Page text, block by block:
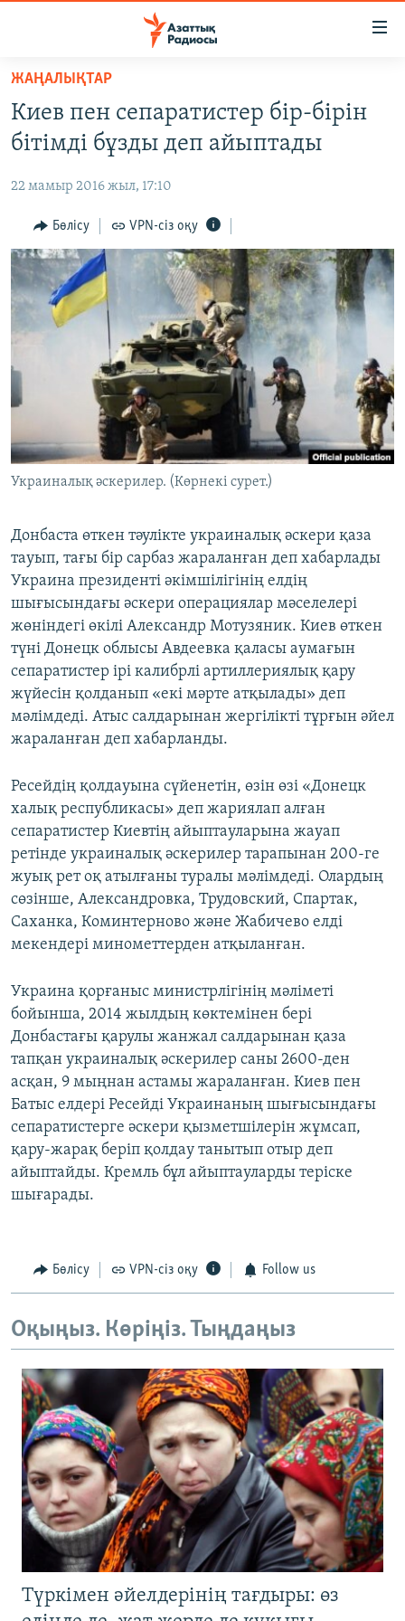
Skip
main
content
to
Navigation
Skip
to
Search
САЯСАТ
ҚАҢТАР ОҚИҒАСЫ
АДАМ ҚҰҚЫҚТАРЫ
ӘЛЕУМЕТ
ӘЛЕМ
АРНАЙЫ ЖОБАЛАР
Русский
ЖАҢАЛЫҚТАР
Киев пен сепаратистер бір-бірін
бітімді бұзды деп айыптады
22 мамыр 2016 жыл, 17:10
Бөлісу VPN-сіз оқу
Украиналық әскерилер. (Көрнекі сурет.)
Донбаста өткен тәулікте украиналық әскери қаза
тауып, тағы бір сарбаз жараланған деп хабарлады
Украина президенті әкімшілігінің елдің
шығысындағы әскери операциялар мәселелері
жөніндегі өкілі Александр Мотузяник. Киев өткен
түні Донецк облысы Авдеевка қаласы аумағын
сепаратистер ірі калибрлі артиллериялық қару
жүйесін қолданып «екі мәрте атқылады» деп
мәлімдеді. Атыс салдарынан жергілікті тұрғын әйел
жараланған деп хабарланды.
Ресейдің қолдауына сүйенетін, өзін өзі «Донецк
халық республикасы» деп жариялап алған
сепаратистер Киевтің айыптауларына жауап
ретінде украиналық әскерилер тарапынан 200-ге
жуық рет оқ атылғаны туралы мәлімдеді. Олардың
сөзінше, Александровка, Трудовский, Спартак,
Саханка, Коминтерново және Жабичево елді
мекендері минометтерден атқыланған.
Украина қорғаныс министрлігінің мәліметі
бойынша, 2014 жылдың көктемінен бері
Донбастағы қарулы жанжал салдарынан қаза
тапқан украиналық әскерилер саны 2600-ден
асқан, 9 мыңнан астамы жараланған. Киев пен
Батыс елдері Ресейді Украинаның шығысындағы
сепаратистерге әскери қызметшілерін жұмсап,
қару-жарақ беріп қолдау танытып отыр деп
айыптайды. Кремль бұл айыптауларды теріске
шығарады.
Бөлісу VPN-сіз оқу Follow us
Оқыңыз. Көріңіз. Тыңдаңыз
Түркімен әйелдерінің тағдыры: өз